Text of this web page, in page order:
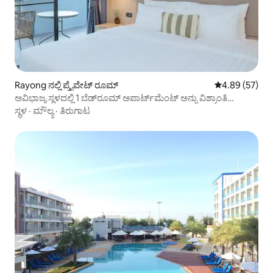
Rayong ನಲ್ಲಿ ಪ್ರೈವೇಟ್ ರೂಮ್ 5 ರಲ್ಲಿ 4.89
4.89 (57)
ಅವಿಭಾಜ್ಯ ಸ್ಥಳದಲ್ಲಿ 1 ಬೆಡ್‌ರೂಮ್ ಅಪಾರ್ಟ್‌ಮೆಂಟ್ ಅನ್ನು ವಿಶ್ರಾಂತಿ
ಪಡೆಯುವುದು
ಸ್ಥಳ · ಮೌಲ್ಯ· ತಿರುಗಾಟ